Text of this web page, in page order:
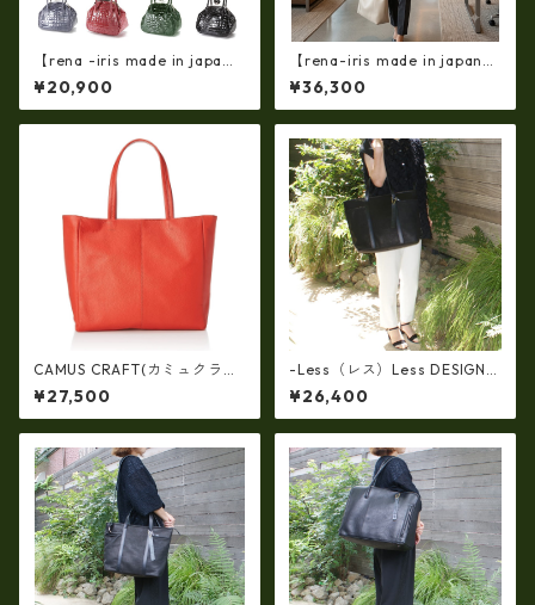
【rena -iris made in japa
n】【日本製】(限定品)牛革製
品・エナメルクロコ☆ガマ口
バッグ(軽量430ｇ）ir-662-al
¥20,900
【rena-iris made in japan】
【国産品】ソフトシュリンク
革ショルダートートバッグ
（イタリアンレザー）ri-5153
ザー使用, ショルダー対応, ト
ートバッグ、バケツ、牛革、
収納、プレゼント
¥36,300
CAMUS CRAFT(カミュクラフ
ト) ビジネスバッグ トートバ
ッグ 日本製 撥水 軽量 ユニセ
ックス cc-2703
¥27,500
-Less（レス）Less DESIGN
(レスデザイン)Scarred Textu
re（牛革）斜め掛け＆多機能
トート（L/SIZE） LMSB-0514
¥26,400